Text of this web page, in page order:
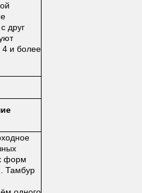
друг
4 и более
форм
Тамбур